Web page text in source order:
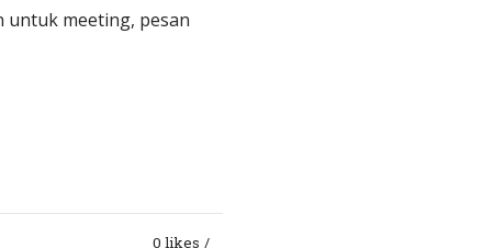
untuk meeting, pesan
0 likes